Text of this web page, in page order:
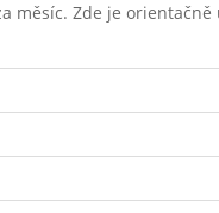
měsíc. Zde je